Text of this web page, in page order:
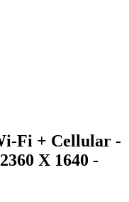
Fi + Cellular -
X 1640 -